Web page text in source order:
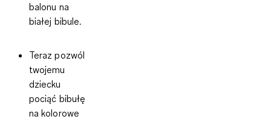
balonu na
białej bibule.
Teraz pozwól
twojemu
dziecku
pociąć bibułę
na kolorowe